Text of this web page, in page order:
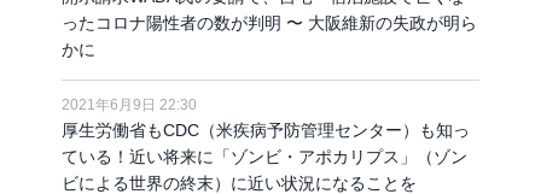
ったコロナ陽性者の数が判明 〜 大阪維新の失政が明ら
かに
2021年6月9日 22:30
厚生労働省もCDC（米疾病予防管理センター）も知っ
ている！近い将来に「ゾンビ・アポカリプス」（ゾン
ビによる世界の終末）に近い状況になることを